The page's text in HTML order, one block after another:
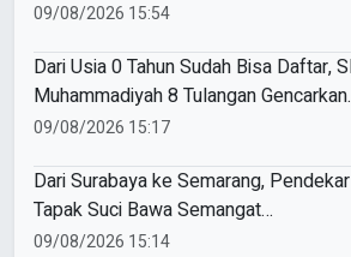
09/08/2026 15:54
Dari Usia 0 Tahun Sudah Bisa Daftar,
Muhammadiyah 8 Tulangan Gencarkan
SPMB
09/08/2026 15:17
Dari Surabaya ke Semarang, Pendekar
Tapak Suci Bawa Semangat
Persaudaraan di Muktamar XVI
09/08/2026 15:14